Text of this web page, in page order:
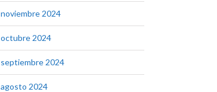
noviembre 2024
octubre 2024
septiembre 2024
agosto 2024